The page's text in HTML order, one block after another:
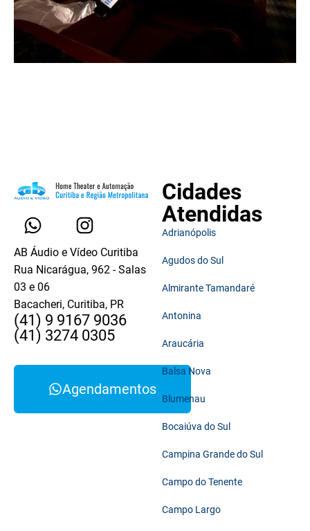
AB Áudio e Vídeo Curitiba
Rua Nicarágua, 962 - Salas
03 e 06
Bacacheri, Curitiba, PR
(41) 9 9167 9036
(41) 3274 0305
Agendamentos
Cidades
Atendidas
Adrianópolis
Agudos do Sul
Almirante Tamandaré
Antonina
Araucária
Balsa Nova
Blumenau
Bocaiúva do Sul
Campina Grande do Sul
Campo do Tenente
Campo Largo